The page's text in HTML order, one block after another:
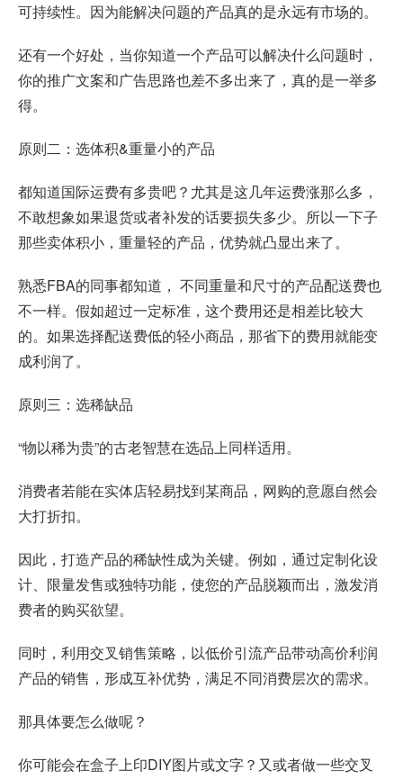
可持续性。因为能解决问题的产品真的是永远有市场的。
还有一个好处，当你知道一个产品可以解决什么问题时，
你的推广文案和广告思路也差不多出来了，真的是一举多
得。
原则二：选体积&重量小的产品
都知道国际运费有多贵吧？尤其是这几年运费涨那么多，
不敢想象如果退货或者补发的话要损失多少。所以一下子
那些卖体积小，重量轻的产品，优势就凸显出来了。
熟悉FBA的同事都知道， 不同重量和尺寸的产品配送费也
不一样。假如超过一定标准，这个费用还是相差比较大
的。如果选择配送费低的轻小商品，那省下的费用就能变
成利润了。
原则三：选稀缺品
“物以稀为贵”的古老智慧在选品上同样适用。
消费者若能在实体店轻易找到某商品，网购的意愿自然会
大打折扣。
因此，打造产品的稀缺性成为关键。例如，通过定制化设
计、限量发售或独特功能，使您的产品脱颖而出，激发消
费者的购买欲望。
同时，利用交叉销售策略，以低价引流产品带动高价利润
产品的销售，形成互补优势，满足不同消费层次的需求。
那具体要怎么做呢？
你可能会在盒子上印DIY图片或文字？又或者做一些交叉